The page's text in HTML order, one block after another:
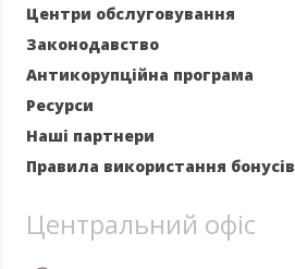
Центри обслуговування
Законодавство
Антикорупційна програма
Ресурси
Наші партнери
Правила використання бонусів
Центральний офіс